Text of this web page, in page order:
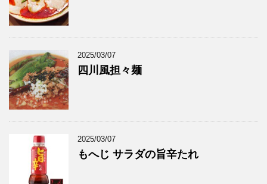
2025/03/07
四川風担々麺
2025/03/07
もへじ サラダの旨辛たれ